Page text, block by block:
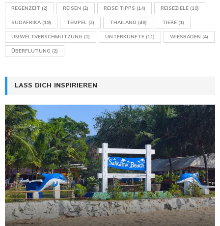
REGENZEIT (2) REISEN (2) REISE TIPPS (14) REISEZIELE (10)
SÜDAFRIKA(19) TEMPEL (2) THAILAND (48) TIERE (1)
UMWELTVERSCHMUTZUNG (1) UNTERKÜNFTE (11) WIESBADEN (4)
ÜBERFLUTUNG (2)
LASS DICH INSPIRIEREN